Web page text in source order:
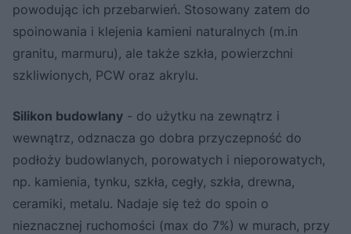
powodując ich przebarwień. Stosowany zatem do
spoinowania i klejenia kamieni naturalnych (m.in
granitu, marmuru), ale także szkła, powierzchni
szkliwionych, PCW oraz akrylu.
Silikon budowlany - do użytku na zewnątrz i
wewnątrz, odznacza go dobra przyczepność do
podłoży budowlanych, porowatych i nieporowatych,
np. kamienia, tynku, szkła, cegły, szkła, drewna,
ceramiki, metalu. Nadaje się też do spoin o
nieznacznej ruchomości (max do 7%) w murach, przy